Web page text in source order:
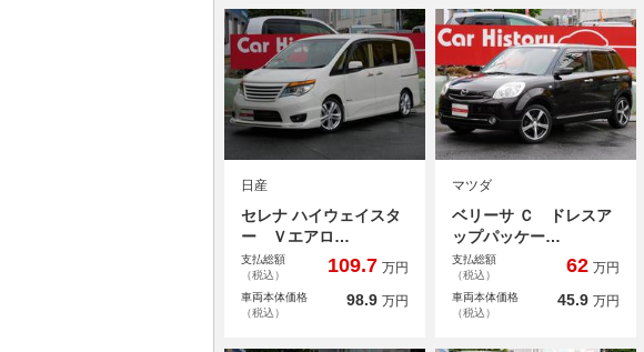
日産
セレナ ハイウェイスタ
ー Ｖエアロ…
支払総額
（税込）
109.7 万円
車両本体価格
（税込）
98.9 万円
マツダ
ベリーサ Ｃ ドレスア
ップパッケー…
支払総額
（税込）
62 万円
車両本体価格
（税込）
45.9 万円